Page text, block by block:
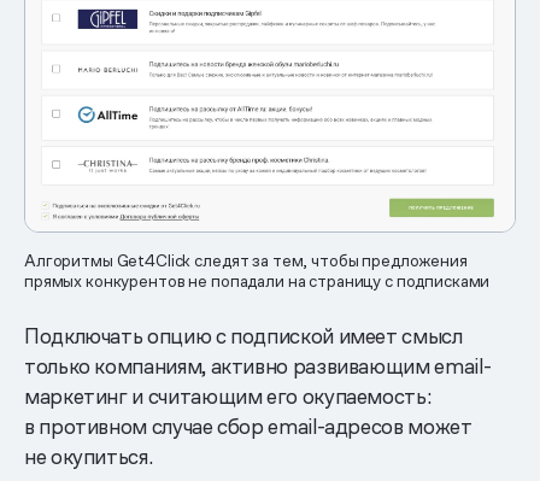
Алгоритмы Get4Click следят за тем, чтобы предложения
прямых конкурентов не попадали на страницу с подписками
Подключать опцию с подпиской имеет смысл
только компаниям, активно развивающим email-
маркетинг и считающим его окупаемость:
в противном случае сбор email-адресов может
не окупиться.